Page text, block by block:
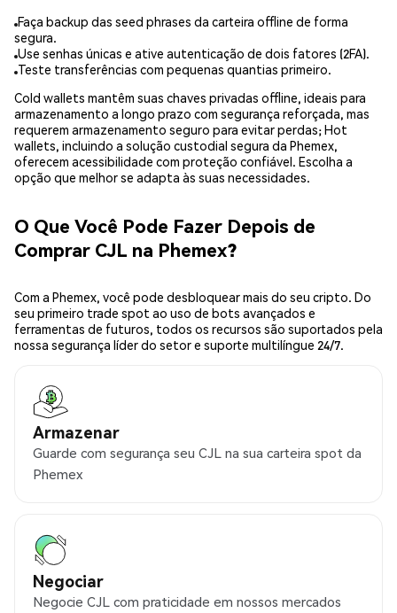
Faça backup das seed phrases da carteira offline de forma
segura.
Use senhas únicas e ative autenticação de dois fatores (2FA).
Teste transferências com pequenas quantias primeiro.
Cold wallets mantêm suas chaves privadas offline, ideais para
armazenamento a longo prazo com segurança reforçada, mas
requerem armazenamento seguro para evitar perdas; Hot
wallets, incluindo a solução custodial segura da Phemex,
oferecem acessibilidade com proteção confiável. Escolha a
opção que melhor se adapta às suas necessidades.
O Que Você Pode Fazer Depois de
Comprar CJL na Phemex?
Com a Phemex, você pode desbloquear mais do seu cripto. Do
seu primeiro trade spot ao uso de bots avançados e
ferramentas de futuros, todos os recursos são suportados pela
nossa segurança líder do setor e suporte multilíngue 24/7.
Armazenar
Guarde com segurança seu CJL na sua carteira spot da
Phemex
Negociar
Negocie CJL com praticidade em nossos mercados